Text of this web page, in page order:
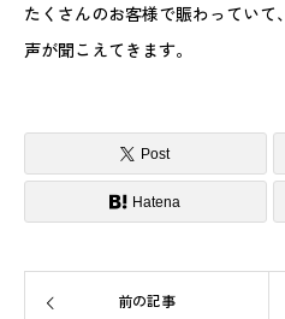
たくさんのお客様で賑わってい
声が聞こえてきます。
Post
Hatena
前の記事